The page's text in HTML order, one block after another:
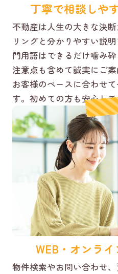
丁寧で相談しや
不動産は人生の大きな決
リングと分かりやすい説
門用語はできるだけ噛み
注意点も含めて誠実にご案
お客様のペースに合わせ
す。初めての方も安心して
WEB・オンラ
物件検索やお問い合わせ